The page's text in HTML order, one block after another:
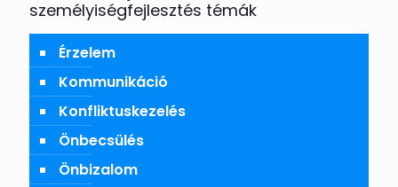
személyiségfejlesztés témák
Érzelem
Kommunikáció
Konfliktuskezelés
Önbecsülés
Önbizalom